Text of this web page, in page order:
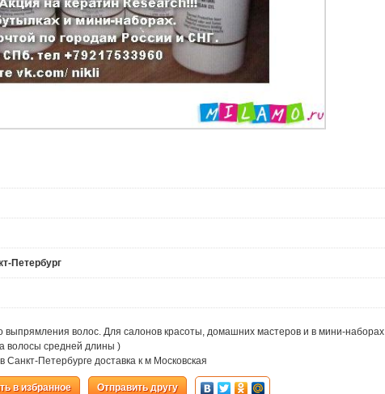
Петербург
выпрямления волос. Для салонов красоты, домашних мастеров и в мини-наборах
волосы средней длины )
Санкт-Петербурге доставка к м Московская
в избранное Отправить другу